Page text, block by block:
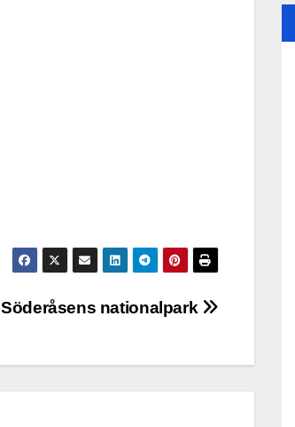
Söderåsens nationalpark